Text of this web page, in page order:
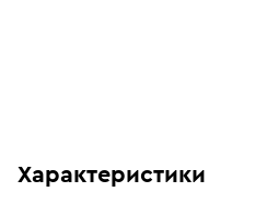
Характеристики